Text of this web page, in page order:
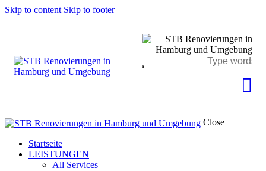
Skip to content Skip to footer
Close
Startseite
LEISTUNGEN
All Services